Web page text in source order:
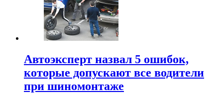
Автоэксперт назвал 5 ошибок,
которые допускают все водители
при шиномонтаже